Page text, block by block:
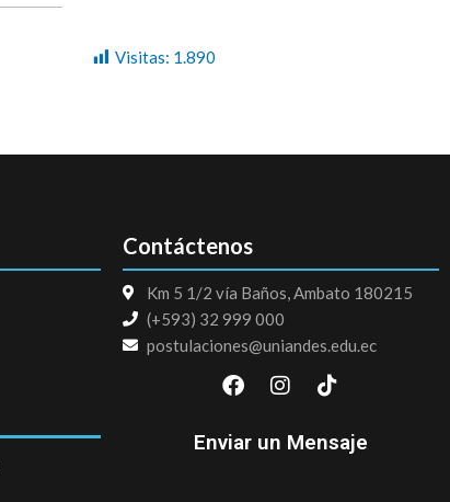
Visitas: 1.890
Contáctenos
Km 5 1/2 vía Baños, Ambato 180215
(+593) 32 999 000
postulaciones@uniandes.edu.ec
F
a
e
I
n
t
T
i
t
Enviar un Mensaje